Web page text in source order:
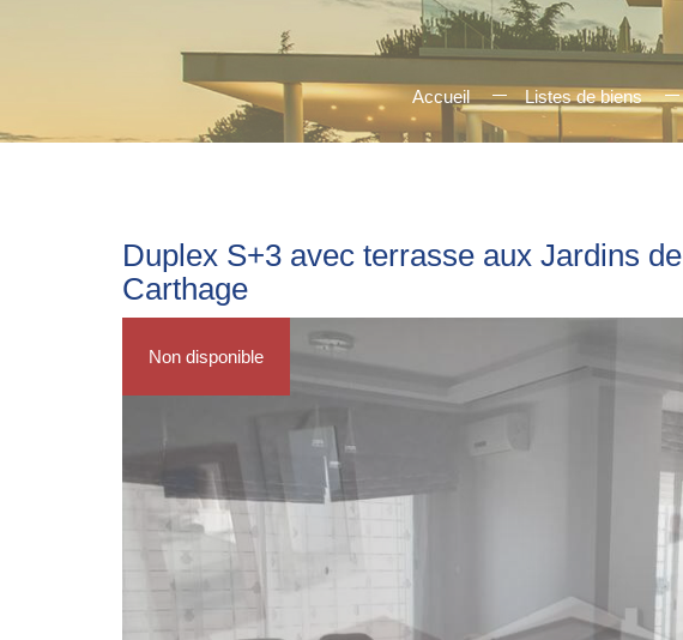
Accueil Listes de biens
Duplex S+3 avec terrasse aux Jardins de
Carthage
Non disponible